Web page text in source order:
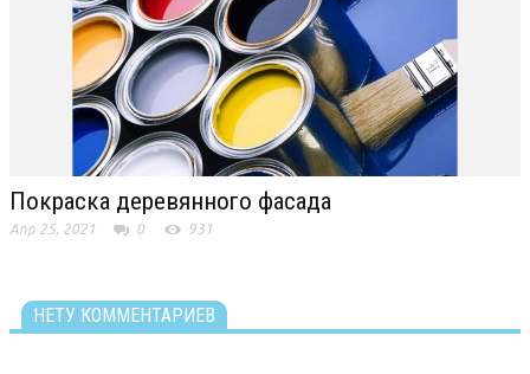
Покраска деревянного фасада
Апр 25, 2021 0 931
НЕТУ КОММЕНТАРИЕВ